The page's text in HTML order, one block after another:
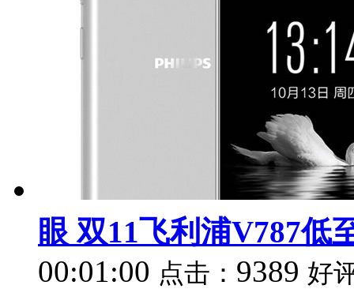
眼 双11飞利浦V787低
00:01:00 点击： 9389 好